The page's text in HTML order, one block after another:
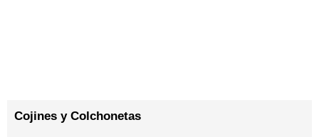
Cojines y Colchonetas